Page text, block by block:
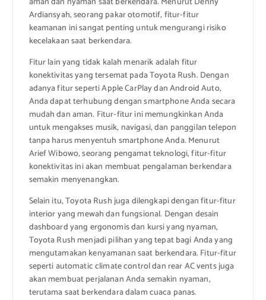
Ardiansyah, seorang pakar otomotif, fitur-fitur
keamanan ini sangat penting untuk mengurangi risiko
kecelakaan saat berkendara.
Fitur lain yang tidak kalah menarik adalah fitur
konektivitas yang tersemat pada Toyota Rush. Dengan
adanya fitur seperti Apple CarPlay dan Android Auto,
Anda dapat terhubung dengan smartphone Anda secara
mudah dan aman. Fitur-fitur ini memungkinkan Anda
untuk mengakses musik, navigasi, dan panggilan telepon
tanpa harus menyentuh smartphone Anda. Menurut
Arief Wibowo, seorang pengamat teknologi, fitur-fitur
konektivitas ini akan membuat pengalaman berkendara
semakin menyenangkan.
Selain itu, Toyota Rush juga dilengkapi dengan fitur-fitur
interior yang mewah dan fungsional. Dengan desain
dashboard yang ergonomis dan kursi yang nyaman,
Toyota Rush menjadi pilihan yang tepat bagi Anda yang
mengutamakan kenyamanan saat berkendara. Fitur-fitur
seperti automatic climate control dan rear AC vents juga
akan membuat perjalanan Anda semakin nyaman,
terutama saat berkendara dalam cuaca panas.